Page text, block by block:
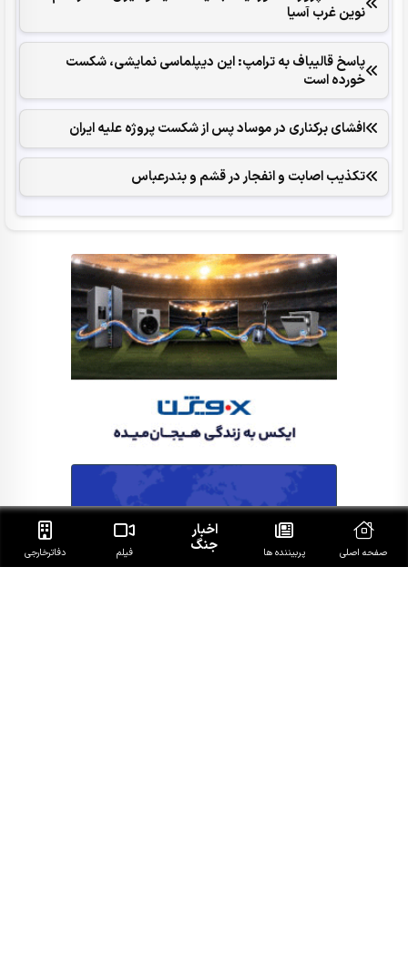
نوین غرب آسیا
پاسخ قالیباف به ترامپ: این دیپلماسی نمایشی، شکست
خورده است
افشای برکناری در موساد پس از شکست پروژه علیه ایران
تکذیب اصابت و انفجار در قشم و بندرعباس
صفحه اصلی پربیننده ها
اخبار
جنگ فیلم دفاتر‌خارجی